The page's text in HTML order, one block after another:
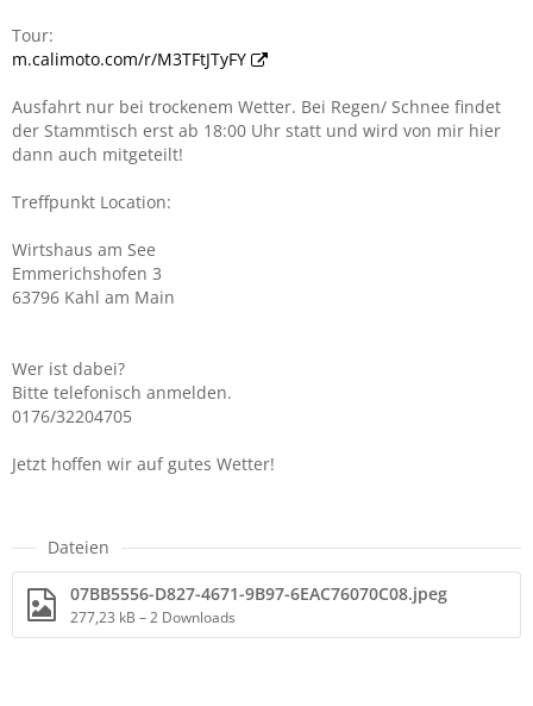
Tour:
m.calimoto.com/r/M3TFtJTyFY
Ausfahrt nur bei trockenem Wetter. Bei Regen/ Schnee findet
der Stammtisch erst ab 18:00 Uhr statt und wird von mir hier
dann auch mitgeteilt!
Treffpunkt Location:
Wirtshaus am See
Emmerichshofen 3
63796 Kahl am Main
Wer ist dabei?
Bitte telefonisch anmelden.
0176/32204705
Jetzt hoffen wir auf gutes Wetter!
Dateien
07BB5556-D827-4671-9B97-6EAC76070C08.jpeg
277,23 kB – 2 Downloads